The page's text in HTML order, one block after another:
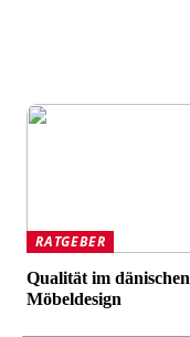
RATGEBER
Qualität im dänischen
Möbeldesign